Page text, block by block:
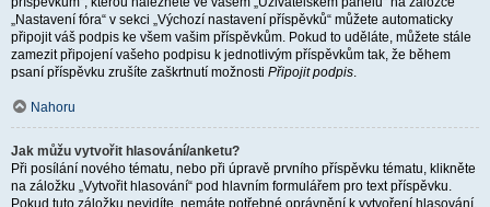
„Nastavení fóra“ v sekci „Výchozí nastavení příspěvků“ můžete automaticky
připojit váš podpis ke všem vašim příspěvkům. Pokud to uděláte, můžete stále
zamezit připojení vašeho podpisu k jednotlivým příspěvkům tak, že během
psaní příspěvku zrušíte zaškrtnutí možnosti Připojit podpis.
Nahoru
Jak můžu vytvořit hlasování/anketu?
Při posílání nového tématu, nebo při úpravě prvního příspěvku tématu, klikněte
na záložku „Vytvořit hlasování“ pod hlavním formulářem pro text příspěvku.
Pokud tuto záložku nevidíte, nemáte potřebné oprávnění k vytvoření hlasování.